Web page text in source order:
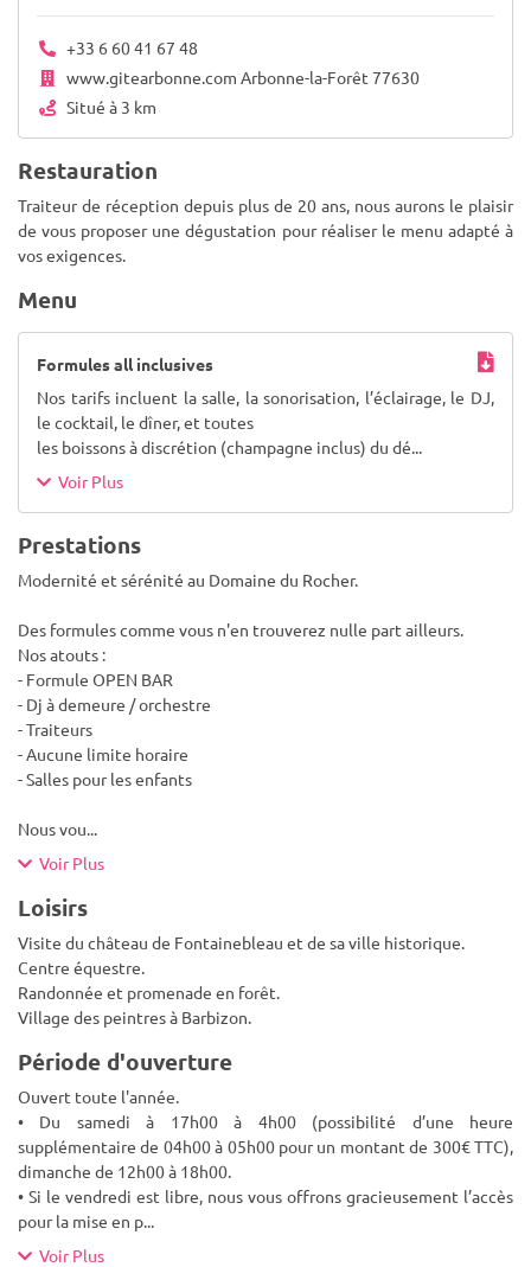
+33 6 60 41 67 48
www.gitearbonne.com Arbonne-la-Forêt 77630
Situé à 3 km
Restauration
Traiteur de réception depuis plus de 20 ans, nous aurons le plaisir
de vous proposer une dégustation pour réaliser le menu adapté à
vos exigences.
Menu
Formules all inclusives
Nos tarifs incluent la salle, la sonorisation, l’éclairage, le DJ,
le cocktail, le dîner, et toutes
les boissons à discrétion (champagne inclus) du dé...
Voir Plus
Prestations
Modernité et sérénité au Domaine du Rocher.
Des formules comme vous n'en trouverez nulle part ailleurs.
Nos atouts :
- Formule OPEN BAR
- Dj à demeure / orchestre
- Traiteurs
- Aucune limite horaire
- Salles pour les enfants
Nous vou...
Voir Plus
Loisirs
Visite du château de Fontainebleau et de sa ville historique.
Centre équestre.
Randonnée et promenade en forêt.
Village des peintres à Barbizon.
Période d'ouverture
Ouvert toute l'année.
• Du samedi à 17h00 à 4h00 (possibilité d’une heure
supplémentaire de 04h00 à 05h00 pour un montant de 300€ TTC),
dimanche de 12h00 à 18h00.
• Si le vendredi est libre, nous vous offrons gracieusement l’accès
pour la mise en p...
Voir Plus